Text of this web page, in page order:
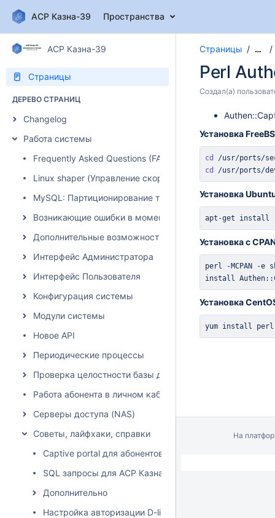
АСР Казна-39 Пространства
АСР Казна-39
Страницы
ДЕРЕВО СТРАНИЦ
Changelog
Работа системы
Frequently Asked Questions (FAQ)
Linux shaper (Управление скоростью)
MySQL: Партиционирование таблиц
Возникающие ошибки в момент авторизации абонента
Дополнительные возможности системы
Интерфейс Администратора
Интерфейс Пользователя
Конфигурация системы
Модули системы
Новое API
Периодические процессы
Проверка целостности базы данных
Работа абонента в личном кабинете
Серверы доступа (NAS)
Советы, лайфхаки, справки
Captive portal для абонентов с негативным депозитом
SQL запросы для АСР Казна-39
Дополнительно
Настройка авторизации D-link коммутатора
Страницы …
Perl
Создал(а)
Установка
cd
/usr/ports/
cd
/usr/ports/
Установка
apt-get install
Установка с
install
Установка
yum install
На